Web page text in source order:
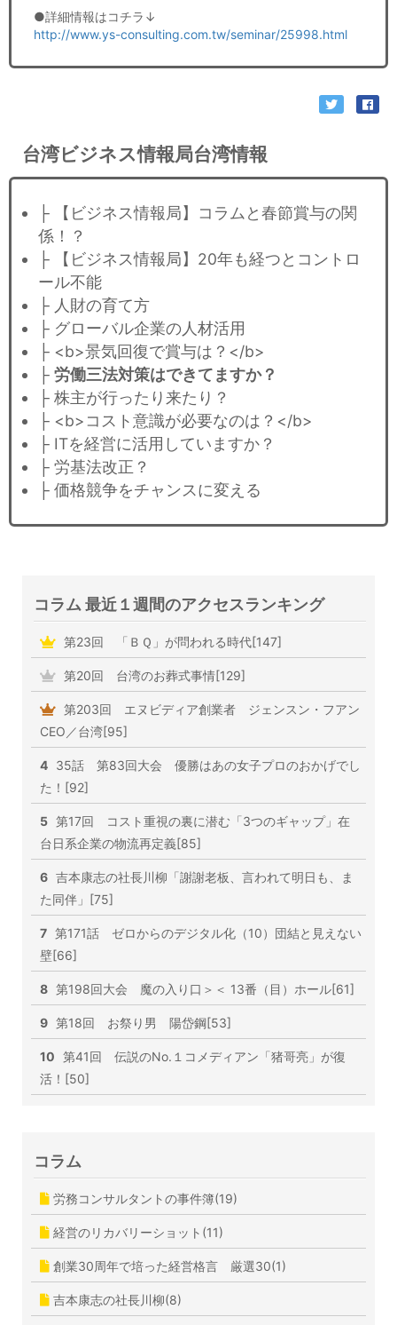
●詳細情報はコチラ↓
http://www.ys-consulting.com.tw/seminar/25998.html
台湾ビジネス情報局台湾情報
├ 【ビジネス情報局】コラムと春節賞与の関
係！？
├ 【ビジネス情報局】20年も経つとコントロ
ール不能
├ 人財の育て方
├ グローバル企業の人材活用
├ <b>景気回復で賞与は？</b>
├ 労働三法対策はできてますか？
├ 株主が行ったり来たり？
├ <b>コスト意識が必要なのは？</b>
├ ITを経営に活用していますか？
├ 労基法改正？
├ 価格競争をチャンスに変える
コラム 最近１週間のアクセスランキング
第23回 「ＢＱ」が問われる時代[147]
第20回 台湾のお葬式事情[129]
第203回 エヌビディア創業者 ジェンスン・フアン
CEO／台湾[95]
4 35話 第83回大会 優勝はあの女子プロのおかげでし
た！[92]
5 第17回 コスト重視の裏に潜む「3つのギャップ」在
台日系企業の物流再定義[85]
6 吉本康志の社長川柳「謝謝老板、言われて明日も、ま
た同伴」[75]
7 第171話 ゼロからのデジタル化（10）団結と見えない
壁[66]
8 第198回大会 魔の入り口＞＜ 13番（目）ホール[61]
9 第18回 お祭り男 陽岱鋼[53]
10 第41回 伝説のNo.１コメディアン「猪哥亮」が復
活！[50]
コラム
労務コンサルタントの事件簿(19)
経営のリカバリーショット(11)
創業30周年で培った経営格言 厳選30(1)
吉本康志の社長川柳(8)